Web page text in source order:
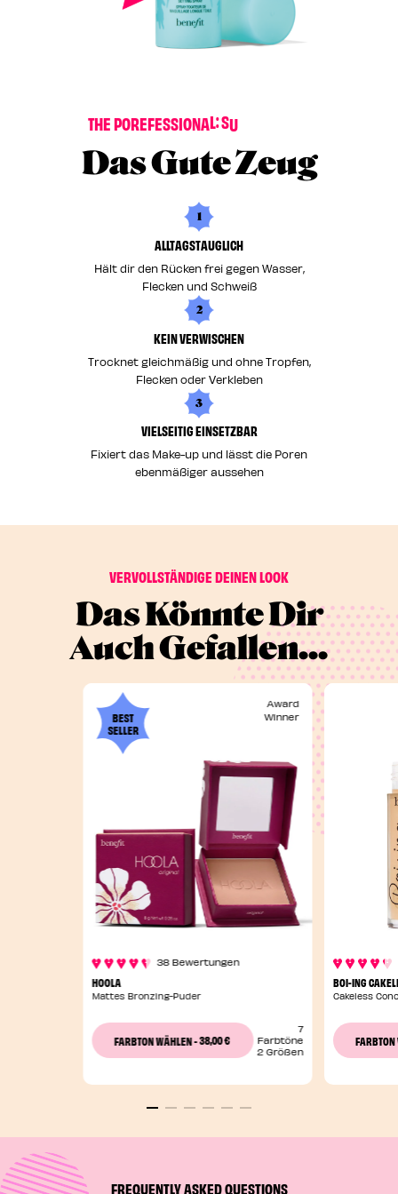
THEPOREFESSIONAL:SUP
Das Gute Zeug
1
ALLTAGSTAUGLICH
Hält dir den Rücken frei gegen Wasser,
Flecken und Schweiß
2
KEIN VERWISCHEN
Trocknet gleichmäßig und ohne Tropfen,
Flecken oder Verkleben
3
VIELSEITIG EINSETZBAR
Fixiert das Make-up und lässt die Poren
ebenmäßiger aussehen
VERVOLLSTÄNDIGE DEINEN LOOK
Das Könnte Dir
Auch Gefallen...
BEST
SELLER
Award
Winner
38 Bewertungen
HOOLA
Mattes Bronzing-Puder
FARBTON WÄHLEN-38,00 €
7
Farbtöne
2 Größen
BOI-ING
Cakeless
FREQUENTLY ASKED QUESTIONS